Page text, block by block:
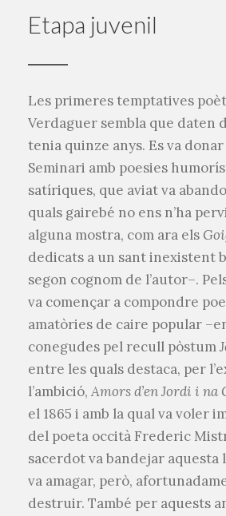
Etapa juvenil
Les primeres temptatives
Verdaguer sembla que daten
tenia quinze anys. Es va
Seminari amb poesies
satíriques, que aviat va
quals gairebé no ens n’ha
alguna mostra, com ara els
dedicats a un sant inexistent
segon cognom de l’autor–.
va començar a compondre
amatòries de caire popular
conegudes pel recull pòstum
entre les quals destaca, per
l’ambició, Amors d’en Jordi i na
el 1865 i amb la qual va voler
del poeta occità Frederic
sacerdot va bandejar aquesta
va amagar, però,
destruir. També per aquests